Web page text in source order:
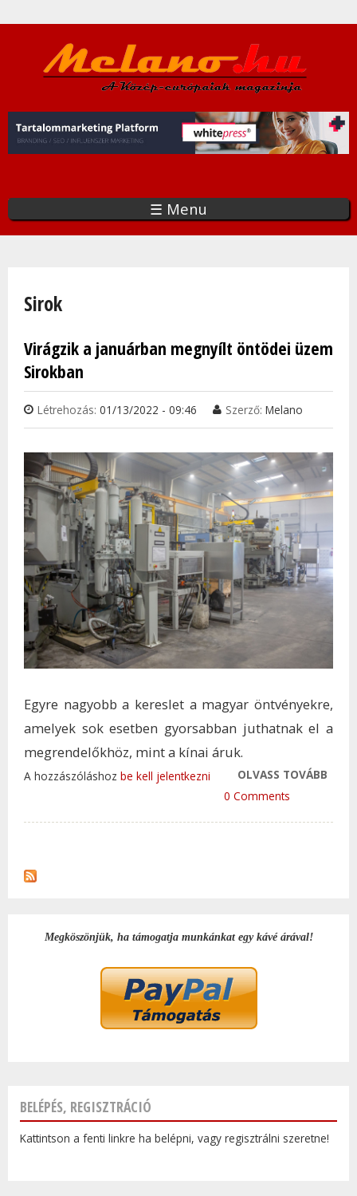
a
tartalomra
☰ Menu
Sirok
Virágzik a januárban megnyílt öntödei üzem
Sirokban
Létrehozás: 01/13/2022 - 09:46 Szerző: Melano
Egyre nagyobb a kereslet a magyar öntvényekre,
amelyek sok esetben gyorsabban juthatnak el a
megrendelőkhöz, mint a kínai áruk.
OLVASS TOVÁBB
A hozzászóláshoz be kell jelentkezni
0 Comments
Megköszönjük, ha támogatja munkánkat egy kávé árával!
BELÉPÉS, REGISZTRÁCIÓ
Kattintson a fenti linkre ha belépni, vagy regisztrálni szeretne!